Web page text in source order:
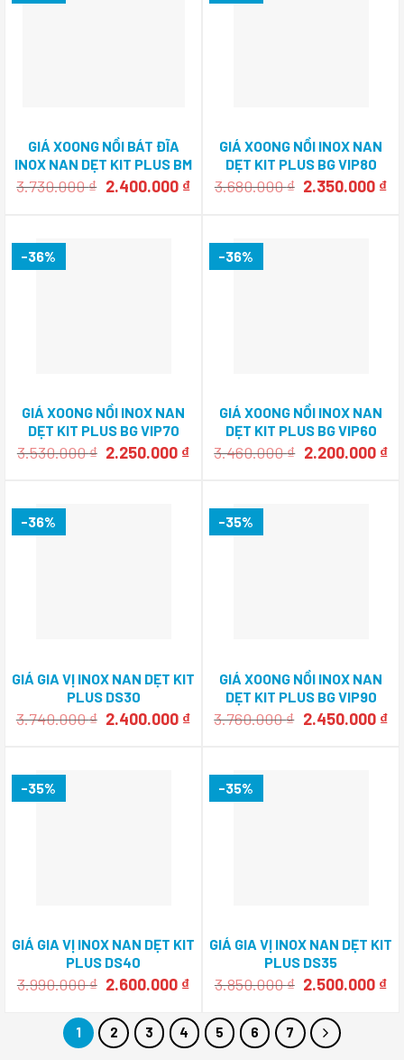
GIÁ XOONG NỒI BÁT ĐĨA
INOX NAN DẸT KIT PLUS BM
VIP80
3.730.000₫ Giá
2.400.000 ₫Giá
2.400.000 ₫.
GIÁ XOONG NỒI INOX NAN
DẸT KIT PLUS BG VIP80
3.680.000₫ Giá
2.350.000 ₫
-36%
GIÁ XOONG NỒI INOX NAN
DẸT KIT PLUS BG VIP70
3.530.000₫ Giá
2.250.000 ₫Giá
2.250.000 ₫.
-36%
GIÁ XOONG NỒI INOX NAN
DẸT KIT PLUS BG VIP60
3.460.000₫ Giá
2.200.000 ₫
-36%
GIÁ GIA VỊ INOX NAN DẸT KIT
PLUS DS30
3.740.000₫ Giá
2.400.000 ₫Giá
2.400.000 ₫.
-35%
GIÁ XOONG NỒI INOX NAN
DẸT KIT PLUS BG VIP90
3.760.000₫ Giá
2.450.000 ₫
-35%
GIÁ GIA VỊ INOX NAN DẸT KIT
PLUS DS40
3.990.000₫ Giá
là:
3.990.000 ₫.
2.600.000 ₫Giá
tại
là:
2.600.000 ₫.
-35%
GIÁ GIA VỊ INOX NAN DẸT KIT
PLUS DS35
3.850.000₫ Giá
là:
3.850.000 ₫.
2.500.000 ₫
1 2 3 4 5 6 7